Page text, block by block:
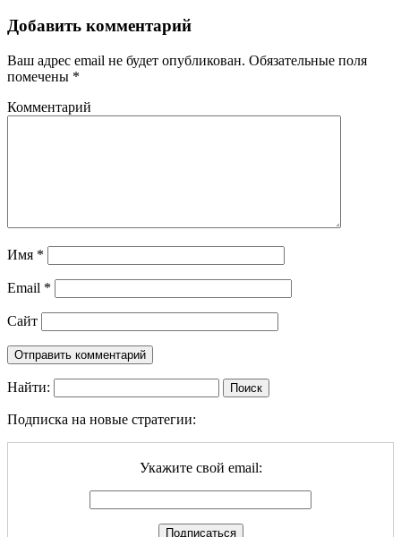
Добавить комментарий
Ваш адрес email не будет опубликован. Обязательные поля
помечены *
Комментарий
Имя *
Email *
Сайт
Найти:
Подписка на новые стратегии:
Укажите свой email: